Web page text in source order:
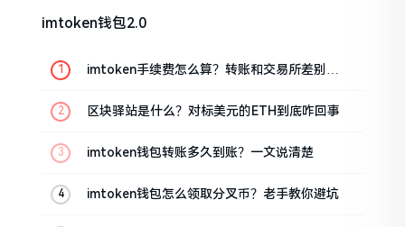
imtoken钱包2.0
imtoken手续费怎么算？转账和交易所差别大
区块驿站是什么？对标美元的ETH到底咋回事
imtoken钱包转账多久到账？一文说清楚
imtoken钱包怎么领取分叉币？老手教你避坑